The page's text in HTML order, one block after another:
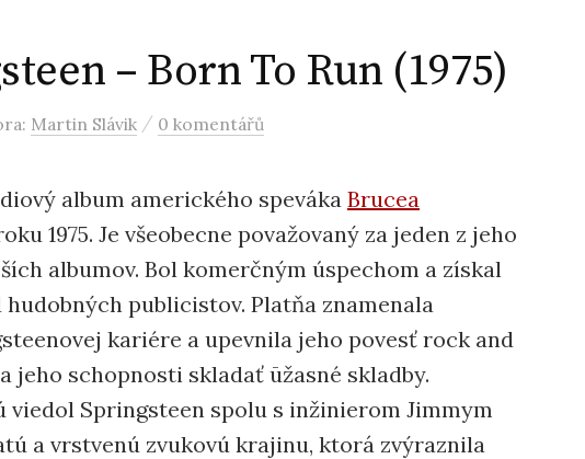
– Born To Run (1975)
Martin Slávik / 0 komentářů
album amerického speváka Brucea
1975. Je všeobecne považovaný za jeden z jeho
albumov. Bol komerčným úspechom a získal
hudobných publicistov. Platňa znamenala
kariére a upevnila jeho povesť rock and
jeho schopnosti skladať ūžasné skladby.
viedol Springsteen spolu s inžinierom Jimmym
a vrstvenú zvukovú krajinu, ktorá zvýraznila